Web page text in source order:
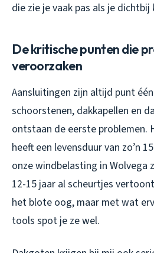
die zie je vaak pas als je dichtbij
De kritische punten die
veroorzaken
Aansluitingen zijn altijd punt
schoorstenen, dakkapellen en
ontstaan de eerste problemen.
heeft een levensduur van zo’n
onze windbelasting in Wolvega
12-15 jaar al scheurtjes
het blote oog, maar met wat
tools spot je ze wel.